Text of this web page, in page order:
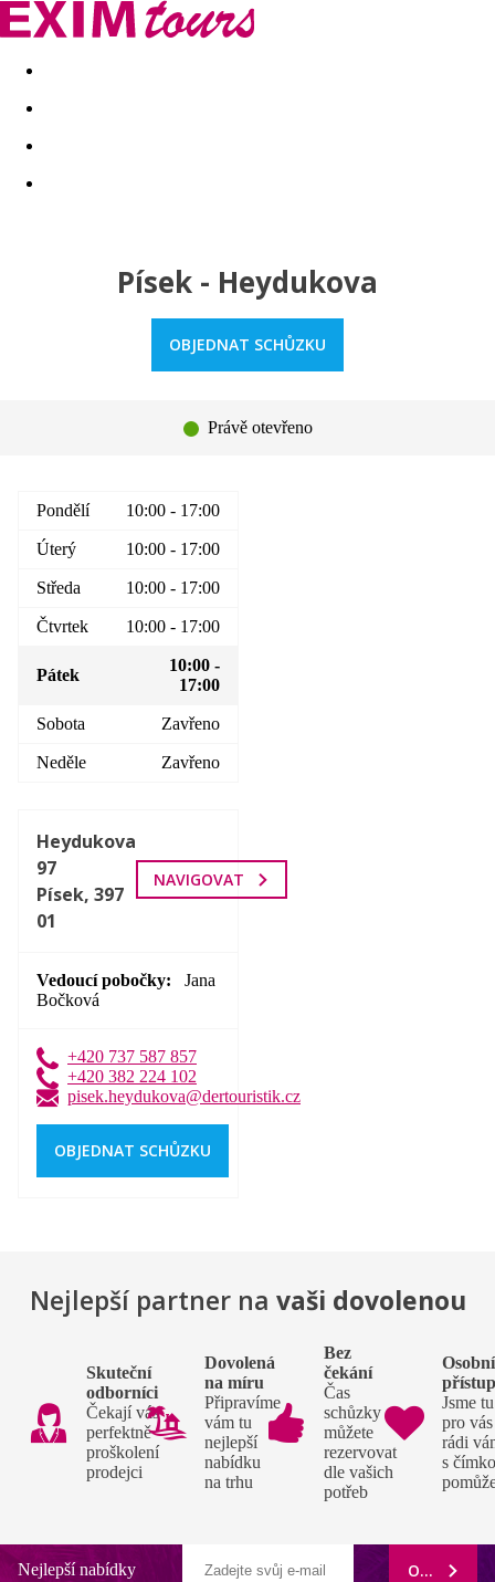
Akční nabídky Last minute
Písek - Heydukova
OBJEDNAT SCHŮZKU
Právě otevřeno
Pondělí 10:00 - 17:00
Úterý 10:00 - 17:00
Středa 10:00 - 17:00
Čtvrtek 10:00 - 17:00
Pátek
10:00 -
17:00
Sobota Zavřeno
Neděle Zavřeno
Heydukova
97
Písek, 397
01
NAVIGOVAT
Vedoucí pobočky
Jana
Bočková
+420 737 587 857
+420 382 224 102
pisek.heydukova@dertouristik.cz
OBJEDNAT SCHŮZKU
Nejlepší partner na vaši dovolenou
Skuteční
odborníci
Čekají vás
perfektně
proškolení
prodejci
Dovolená
na míru
Připravíme
vám tu
nejlepší
nabídku
na trhu
Bez
čekání
Čas
schůzky si
můžete
rezervovat
dle vašich
potřeb
Osobní
Jsme tu
pro
rádi
s
Nejlepší nabídky ODEBÍRAT